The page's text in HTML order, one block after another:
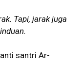
Tapi, jarak juga
santri Ar-